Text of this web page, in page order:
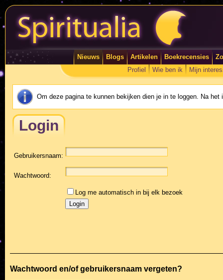
Nieuws Blogs Artikelen Boekrecensies
Profiel
Wie ben ik Mijn
Om deze pagina te kunnen bekijken dien je in te loggen. Na
Login
Gebruikersnaam:
Wachtwoord:
Log me automatisch in bij elk bezoek
Wachtwoord en/of gebruikersnaam vergeten?